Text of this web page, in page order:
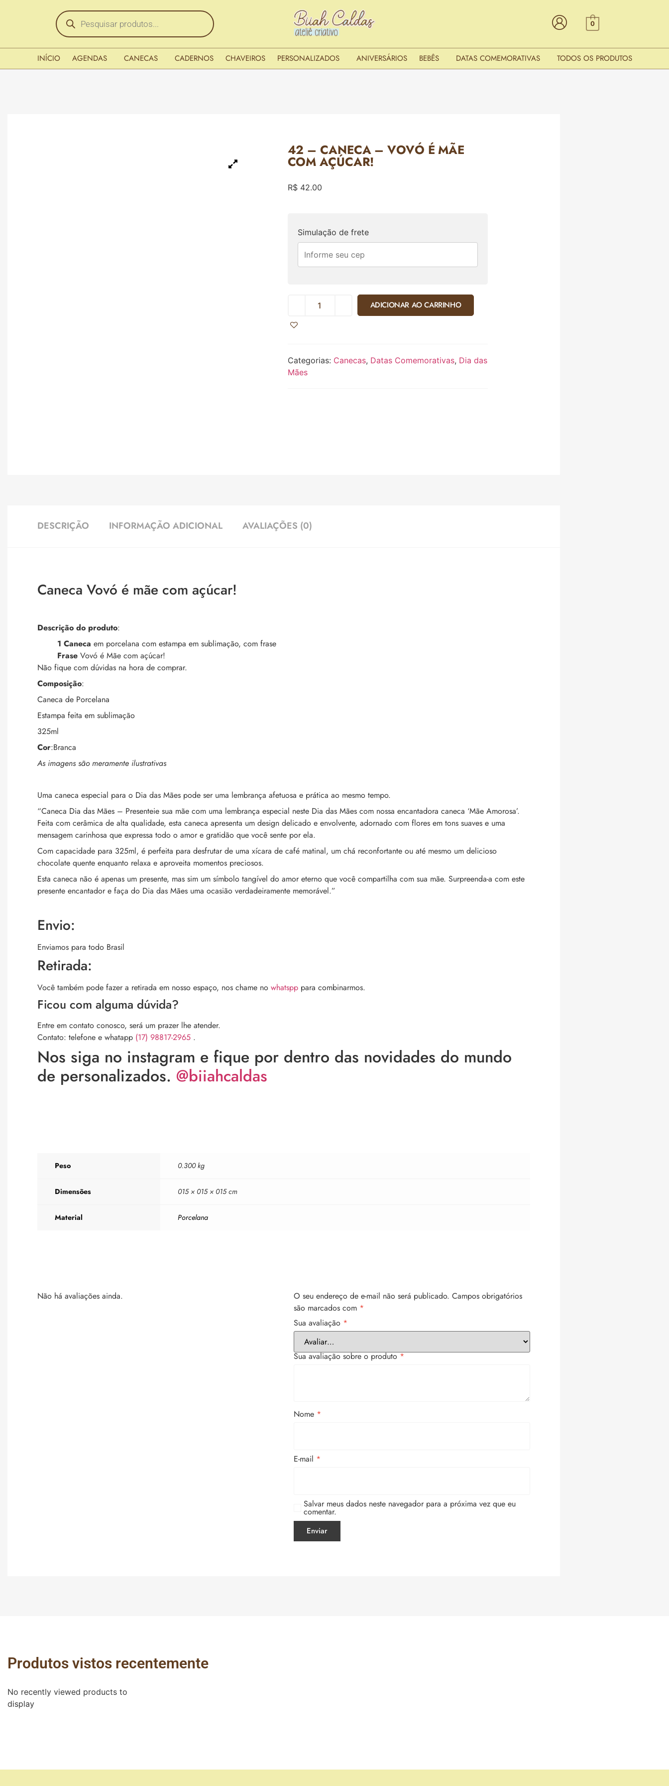
0
INÍCIO AGENDAS CANECAS CADERNOS CHAVEIROS PERSONALIZADOS ANIVERSÁRIOS BEBÊS DATAS COMEMORATIVAS TODOS OS PRODUTOS
42 – CANECA – VOVÓ É MÃE
COM AÇÚCAR!
R$42.00
Simulação de frete
ADICIONAR AO CARRINHO
Categorias: Canecas, Datas Comemorativas, Dia das
Mães
DESCRIÇÃO INFORMAÇÃO ADICIONAL AVALIAÇÕES (0)
Caneca Vovó é mãe com açúcar!
Descrição do produto:
1 Caneca em porcelana com estampa em sublimação, com frase
Frase Vovó é Mãe com açúcar!
Não fique com dúvidas na hora de comprar.
Composição:
Caneca de Porcelana
Estampa feita em sublimação
325ml
Cor:Branca
As imagens são meramente ilustrativas
Uma caneca especial para o Dia das Mães pode ser uma lembrança afetuosa e prática ao mesmo tempo.
“Caneca Dia das Mães – Presenteie sua mãe com uma lembrança especial neste Dia das Mães com nossa encantadora caneca ‘Mãe Amorosa’.
Feita com cerâmica de alta qualidade, esta caneca apresenta um design delicado e envolvente, adornado com flores em tons suaves e uma
mensagem carinhosa que expressa todo o amor e gratidão que você sente por ela.
Com capacidade para 325ml, é perfeita para desfrutar de uma xícara de café matinal, um chá reconfortante ou até mesmo um delicioso
chocolate quente enquanto relaxa e aproveita momentos preciosos.
Esta caneca não é apenas um presente, mas sim um símbolo tangível do amor eterno que você compartilha com sua mãe. Surpreenda-a com este
presente encantador e faça do Dia das Mães uma ocasião verdadeiramente memorável.”
Envio:
Enviamos para todo Brasil
Retirada:
Você também pode fazer a retirada em nosso espaço, nos chame no whatspp para combinarmos.
Ficou com alguma dúvida?
Entre em contato conosco, será um prazer lhe atender.
Contato: telefone e whatapp (17) 98817-2965 .
Nos siga no instagram e fique por dentro das novidades do mundo
de personalizados. @biiahcaldas
Peso 0.300 kg
Dimensões 015 × 015 × 015 cm
Material Porcelana
Não há avaliações ainda. O seu endereço de e-mail não será publicado. Campos obrigatórios
são marcados com *
Sua avaliação *
Sua avaliação sobre o produto*
Nome *
E-mail *
Salvar meus dados neste navegador para a próxima vez que eu
comentar.
Produtos vistos recentemente
No recently viewed products to
display